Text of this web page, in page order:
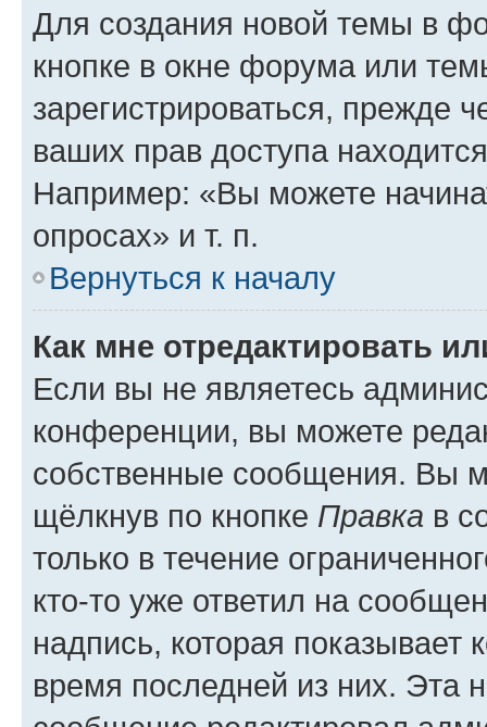
Для создания новой темы в
кнопке в окне форума или
зарегистрироваться, прежде
ваших прав доступа
Например: «Вы можете
опросах» и т. п.
Вернуться к началу
Как мне отредактировать
Если вы не являетесь
конференции, вы можете
собственные сообщения. Вы
щёлкнув по кнопке Правка в
только в течение
кто-то уже ответил на
надпись, которая показывает
время последней из них. Эта